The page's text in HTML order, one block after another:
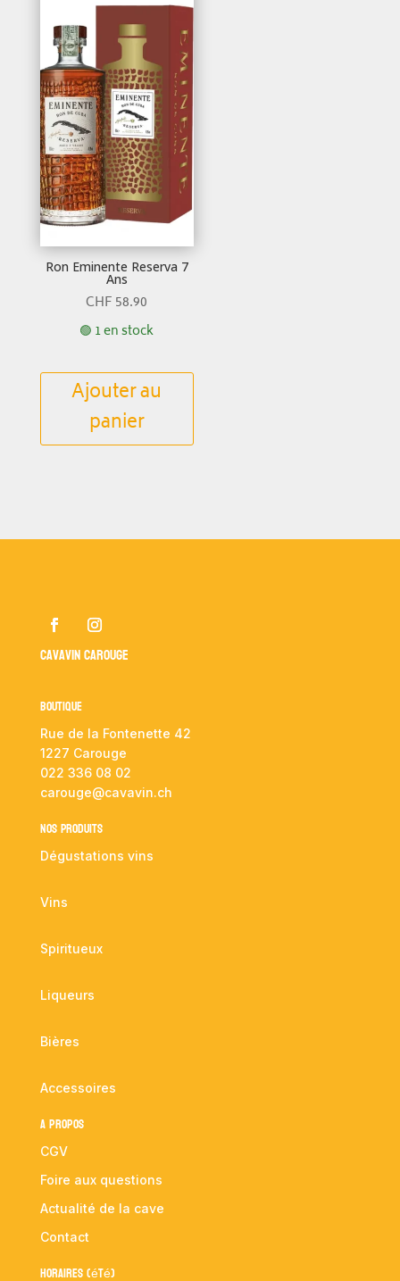
Ron Eminente Reserva 7
Ans
CHF 58.90
🟢 1 en stock
Ajouter au
panier
Cavavin Carouge
Boutique
Rue de la Fontenette 42
1227 Carouge
022 336 08 02
carouge@cavavin.ch
NOS PRODUITS
Dégustations vins
Vins
Spiritueux
Liqueurs
Bières
Accessoires
A propos
CGV
Foire aux questions
Actualité de la cave
Contact
Horaires (été)